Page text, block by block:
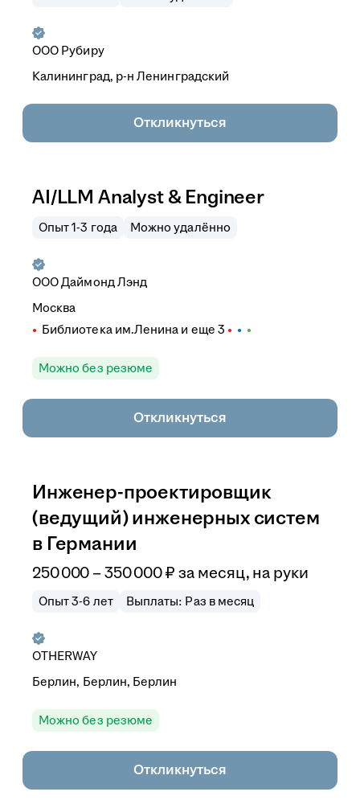
ООО Рубиру
Калининград, р-н Ленинградский
Откликнуться
AI/LLM Analyst & Engineer
Опыт 1-3 года Можно удалённо
ОООДаймонд Лэнд
Москва
Библиотека им.Ленина и еще 3
Можно без резюме
Откликнуться
Инженер-проектировщик
(ведущий) инженерных систем
в Германии
250 000 –350 000₽ за месяц, на руки
Опыт 3-6 лет Выплаты: Раз в месяц
OTHERWAY
Берлин, Берлин, Берлин
Можно без резюме
Откликнуться